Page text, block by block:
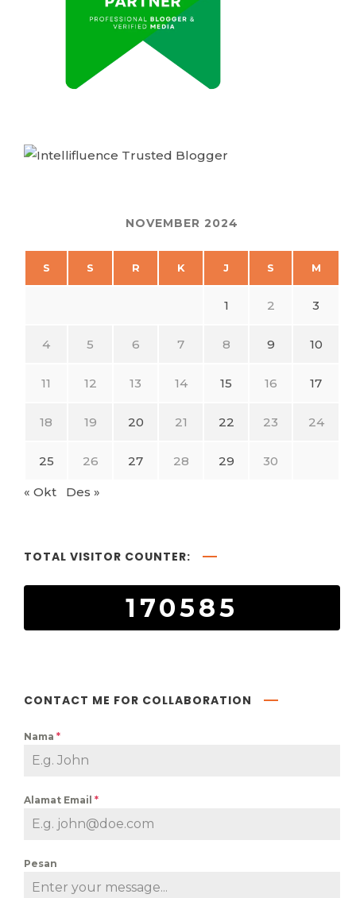
NOVEMBER 2024
S S R K J S M
1 2 3
4 5 6 7 8 9 10
11 12 13 14 15 16 17
18 19 20 21 22 23 24
25 26 27 28 29 30
« Okt Des »
TOTAL VISITOR COUNTER:
170585
CONTACT ME FOR COLLABORATION
Nama *
Alamat Email *
Pesan